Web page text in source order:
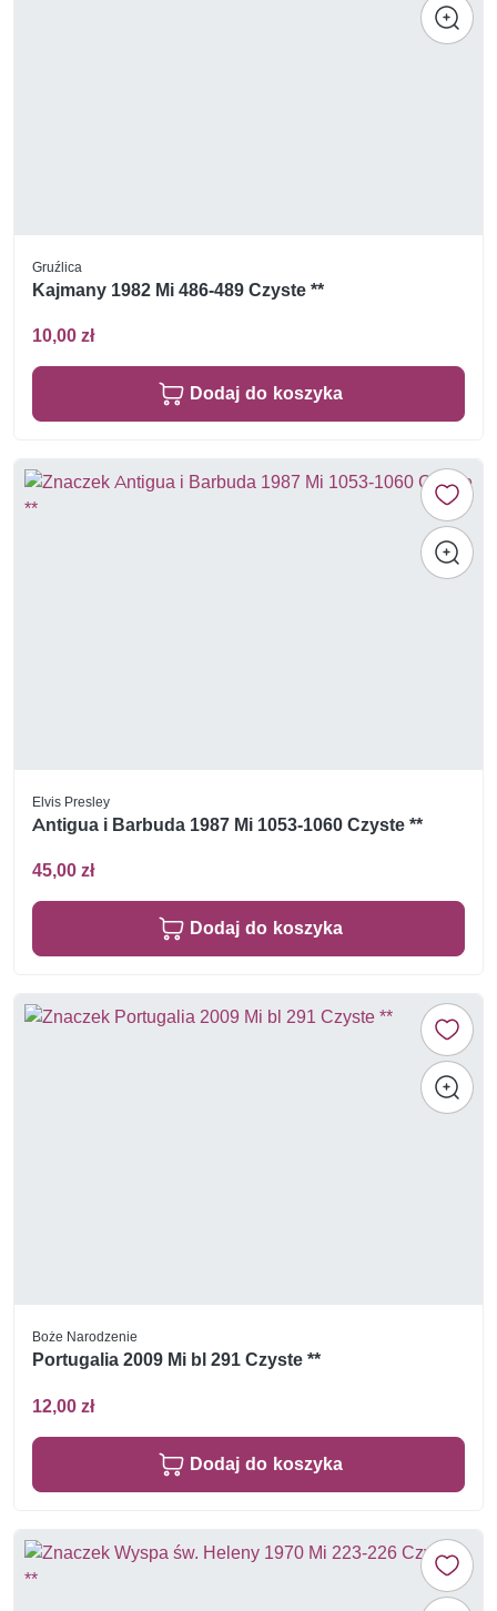
Gruźlica
Kajmany 1982 Mi 486-489 Czyste **
10,00 zł
Dodaj do koszyka
Elvis Presley
Antigua i Barbuda 1987 Mi 1053-1060 Czyste **
45,00 zł
Dodaj do koszyka
Boże Narodzenie
Portugalia 2009 Mi bl 291 Czyste **
12,00 zł
Dodaj do koszyka